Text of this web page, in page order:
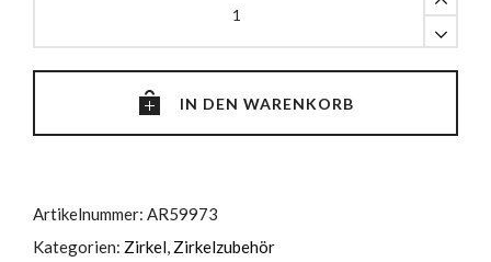
quantity
IN DEN WARENKORB
Artikelnummer: AR59973
Kategorien: Zirkel, Zirkelzubehör